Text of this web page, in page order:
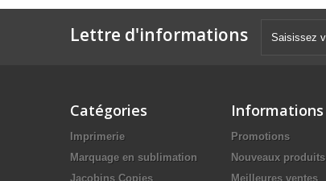
Lettre d'informations
Catégories
Imprimerie
Marquage en sublimation
Jacobins Copies
Informations
Promotions
Nouveaux produits
Meilleures ventes